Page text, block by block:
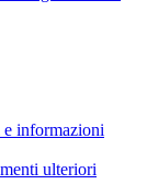
e informazioni
ulteriori